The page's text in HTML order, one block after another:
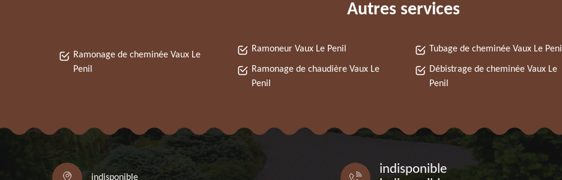
Autres services
Ramonage de cheminée Vaux Le
Penil
Ramoneur Vaux Le Penil
Ramonage de chaudière Vaux Le
Penil
Tubage de cheminée Vaux Le Penil
Débistrage de cheminée Vaux Le
Penil
indisponible
indisponible